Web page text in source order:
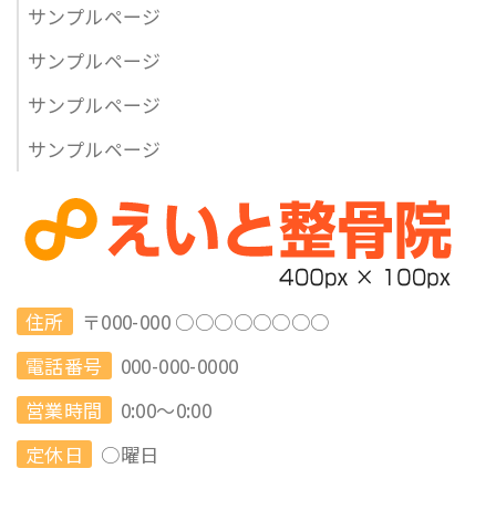
サンプルページ
サンプルページ
サンプルページ
サンプルページ
住所
〒000-000 ○○○○○○○○
電話番号
000-000-0000
営業時間
0:00～0:00
定休日
○曜日